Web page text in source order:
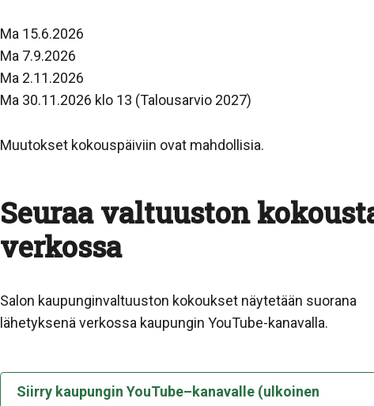
Ma 15.6.2026
Ma 7.9.2026
Ma 2.11.2026
Ma 30.11.2026 klo 13 (Talousarvio 2027)
Muutokset kokouspäiviin ovat mahdollisia.
Seuraa valtuuston
verkossa
Salon kaupunginvaltuuston kokoukset näytetään suorana
lähetyksenä verkossa kaupungin YouTube-kanavalla.
Siirry kaupungin YouTube–kanavalle (ulkoinen